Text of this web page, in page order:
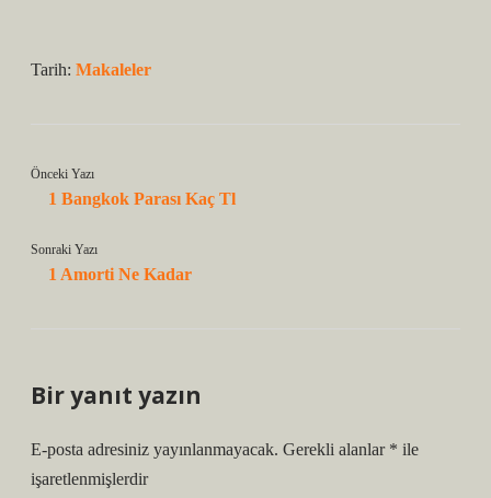
Tarih: Makaleler
Önceki Yazı
1 Bangkok Parası Kaç Tl
Sonraki Yazı
1 Amorti Ne Kadar
Bir yanıt yazın
E-posta adresiniz yayınlanmayacak. Gerekli alanlar * ile
işaretlenmişlerdir